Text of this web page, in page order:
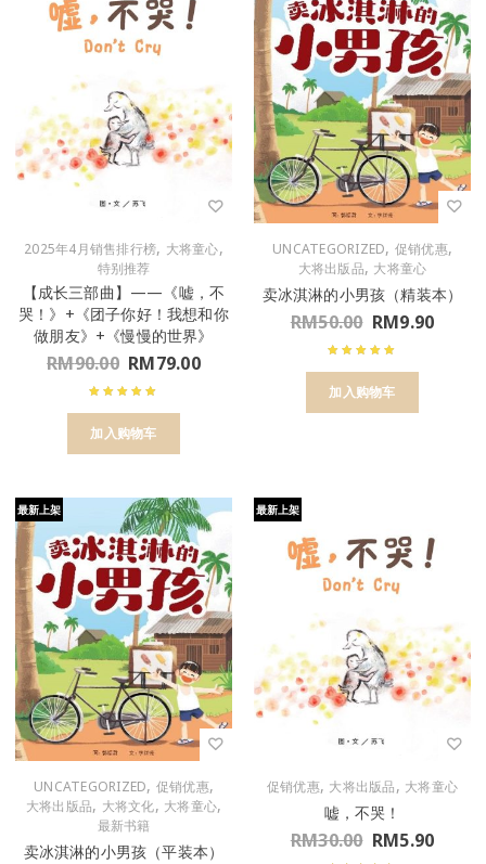
2025年4月销售排行榜, 大将童心,
特别推荐
【成长三部曲】——《嘘，不
哭！》+《团子你好！我想和你
做朋友》+《慢慢的世界》
RM90.00 RM79.00
加入购物车
UNCATEGORIZED, 促销优惠,
大将出版品, 大将童心
卖冰淇淋的小男孩（精装本）
RM50.00 RM9.90
加入购物车
最新上架
UNCATEGORIZED, 促销优惠,
大将出版品, 大将文化, 大将童心,
最新书籍
卖冰淇淋的小男孩（平装本）
最新上架
促销优惠, 大将出版品, 大将童心
嘘，不哭！
RM30.00 RM5.90